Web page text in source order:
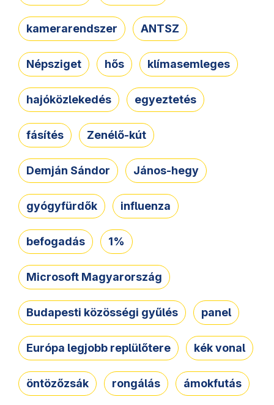
kamerarendszer ANTSZ
Népsziget hős klímasemleges
hajóközlekedés egyeztetés
fásítés Zenélő-kút
Demján Sándor János-hegy
gyógyfürdők influenza
befogadás 1%
Microsoft Magyarország
Budapesti közösségi gyűlés panel
Európa legjobb replülőtere kék vonal
öntözőzsák rongálás ámokfutás